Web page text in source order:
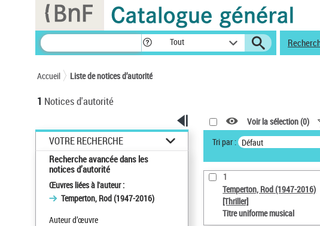
Tout
Accueil Liste de notices d’autorité
1 Notices d'autorité
VOTRE RECHERCHE
Recherche avancée dans les
notices d’autorité
Œuvres liées à l'auteur :
Temperton, Rod (1947-2016)
Auteur d’œuvre
Voir la sélection (0)
Tri par : Défaut
1
Temperton, Rod (1947-2016)
[Thriller]
Titre uniforme musical
Panneau de gestion des cookies